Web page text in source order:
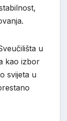
u
kao izbor
svijeta u